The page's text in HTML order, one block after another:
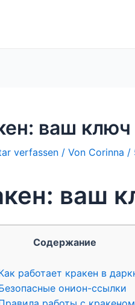
ваш ключ
verfassen / Von Corinna /
ваш
Содержание
работает кракен в
онион-ссылки